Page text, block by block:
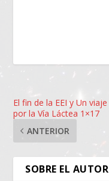
El fin de la EEI y Un viaje
por la Vía Láctea 1×17
ANTERIOR
SOBRE EL AUTOR